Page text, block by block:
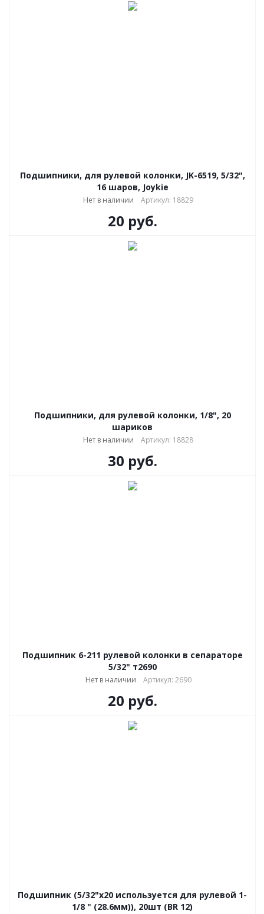
Подшипники, для рулевой колонки, JK-6519, 5/32",
16 шаров, Joykie
Нет в наличии Артикул: 18829
20 руб.
Подшипники, для рулевой колонки, 1/8", 20
шариков
Нет в наличии Артикул: 18828
30 руб.
Подшипник 6-211 рулевой колонки в сепараторе
5/32" т2690
Нет в наличии Артикул: 2690
20 руб.
Подшипник (5/32"х20 используется для рулевой 1-
1/8 " (28.6мм)), 20шт (BR 12)